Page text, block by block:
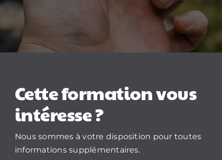
Cette formation vous
intéresse ?
Nous sommes à votre disposition pour toutes
informations supplémentaires.